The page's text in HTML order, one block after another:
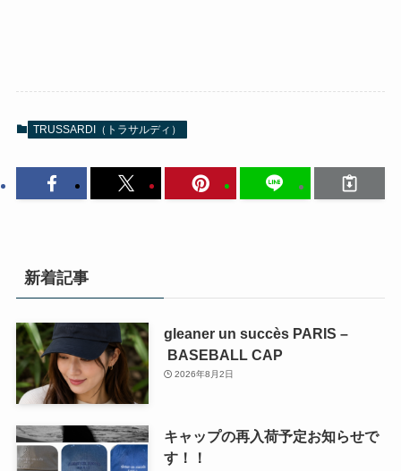
TRUSSARDI（トラサルディ）
新着記事
gleaner un succès PARIS –
BASEBALL CAP
2026年8月2日
キャップの再入荷予定お知らせで
す！！